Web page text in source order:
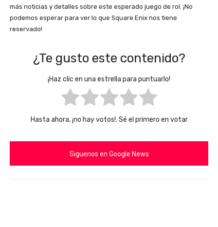
más noticias y detalles sobre este esperado juego de rol. ¡No
podemos esperar para ver lo que Square Enix nos tiene
reservado!
¿Te gusto este contenido?
¡Haz clic en una estrella para puntuarlo!
Hasta ahora, ¡no hay votos!. Sé el primero en votar
Siguenos en Google News